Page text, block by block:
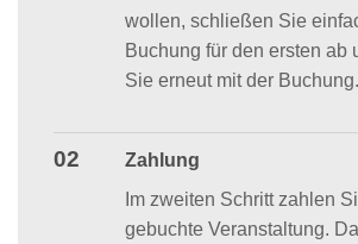
wollen, schließen Sie
Buchung für den ersten ab
Sie erneut mit der Buchung.
02
Zahlung
Im zweiten Schritt zahlen
gebuchte Veranstaltung.